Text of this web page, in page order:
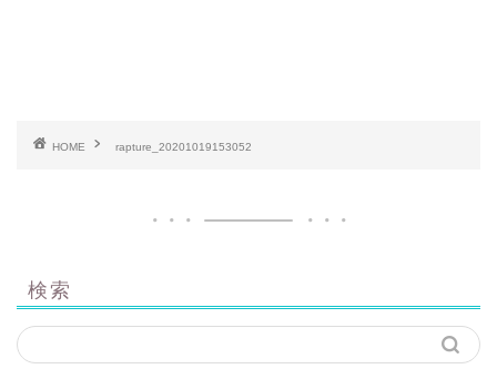
HOME rapture_20201019153052
検索